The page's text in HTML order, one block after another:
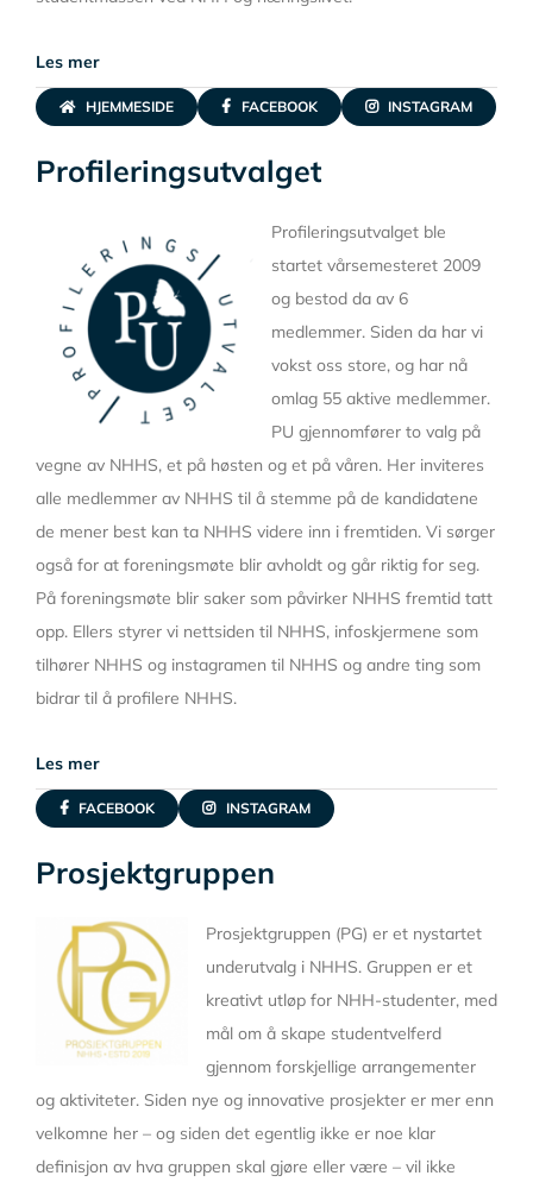
Les mer
HJEMMESIDE FACEBOOK INSTAGRAM
Profileringsutvalget
Profileringsutvalget ble
startet vårsemesteret 2009
og bestod da av 6
medlemmer. Siden da har vi
vokst oss store, og har nå
omlag 55 aktive medlemmer.
PU gjennomfører to valg på
vegne av NHHS, et på høsten og et på våren. Her inviteres
alle medlemmer av NHHS til å stemme på de kandidatene
de mener best kan ta NHHS videre inn i fremtiden. Vi sørger
også for at foreningsmøte blir avholdt og går riktig for seg.
På foreningsmøte blir saker som påvirker NHHS fremtid tatt
opp. Ellers styrer vi nettsiden til NHHS, infoskjermene som
tilhører NHHS og instagramen til NHHS og andre ting som
bidrar til å profilere NHHS.
Les mer
FACEBOOK INSTAGRAM
Prosjektgruppen
Prosjektgruppen (PG) er et nystartet
underutvalg i NHHS. Gruppen er et
kreativt utløp for NHH-studenter, med
mål om å skape studentvelferd
gjennom forskjellige arrangementer
og aktiviteter. Siden nye og innovative prosjekter er mer enn
velkomne her – og siden det egentlig ikke er noe klar
definisjon av hva gruppen skal gjøre eller være – vil ikke